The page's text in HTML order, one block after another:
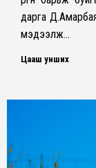
дарга
мэдээлж…
Цааш унших